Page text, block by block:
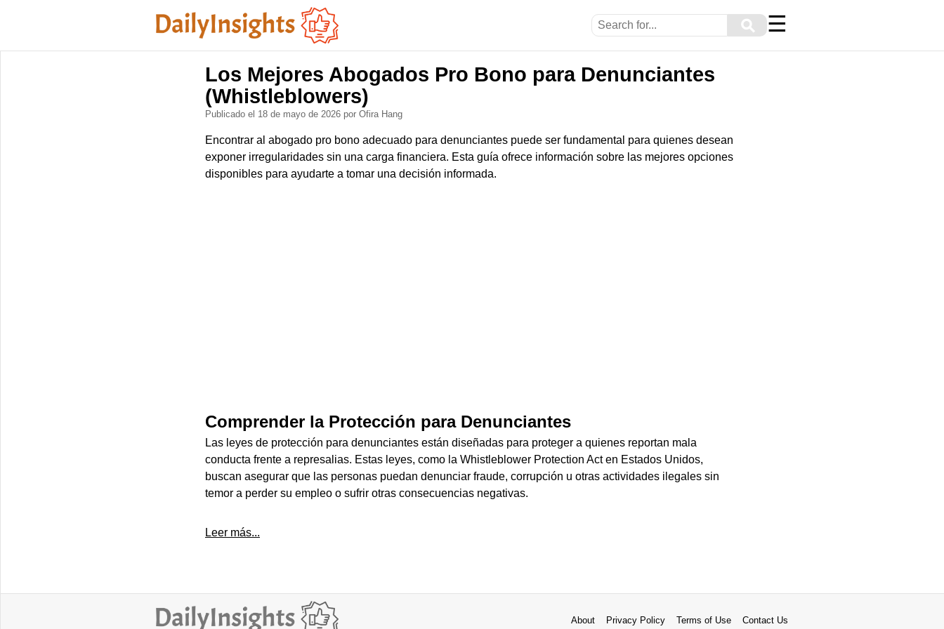
⚲ ☰
Los Mejores Abogados Pro Bono para Denunciantes
(Whistleblowers)
Publicado el 18 de mayo de 2026 por Ofira Hang
Encontrar al abogado pro bono adecuado para denunciantes puede ser fundamental para quienes desean
exponer irregularidades sin una carga financiera. Esta guía ofrece información sobre las mejores opciones
disponibles para ayudarte a tomar una decisión informada.
Comprender la Protección para Denunciantes
Las leyes de protección para denunciantes están diseñadas para proteger a quienes reportan mala
conducta frente a represalias. Estas leyes, como la Whistleblower Protection Act en Estados Unidos,
buscan asegurar que las personas puedan denunciar fraude, corrupción u otras actividades ilegales sin
temor a perder su empleo o sufrir otras consecuencias negativas.
Leer más...
About Privacy Policy Terms of Use Contact Us